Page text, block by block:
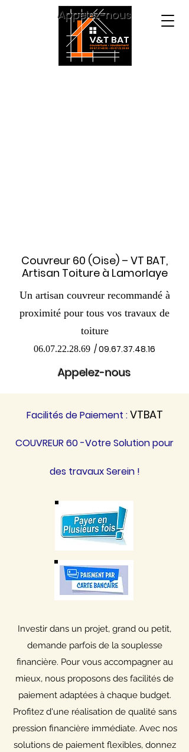
Appelez-nous
Couvreur 60 (Oise) – VT BAT,
Artisan Toiture à Lamorlaye
Un artisan couvreur recommandé à
proximité pour tous vos travaux de
toiture
06.07.22.28.69 /09.67.37.48.16
Appelez-nous
Facilités de Paiement :VTBAT
COUVREUR 60 -Votre Solution pour
des travaux Serein !
Investir dans un projet, grand ou petit,
demande parfois de la souplesse
financière. Pour vous accompagner au
mieux, nous proposons des facilités de
paiement adaptées à chaque budget.
Profitez d'une réalisation de qualité sans
pression financière immédiate. Avec nos
solutions de paiement flexibles, donnez